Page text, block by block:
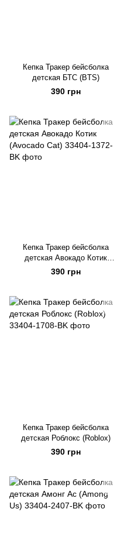
Кепка Тракер бейсболка
детская БТС (BTS)
390 грн
Кепка Тракер бейсболка
детская Авокадо Котик
(Avocado Cat)
390 грн
Кепка Тракер бейсболка
детская Роблокс (Roblox)
390 грн